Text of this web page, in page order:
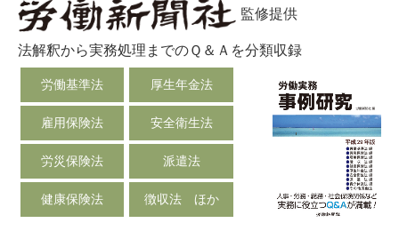
監修提供
法解釈から実務処理までのＱ＆Ａを分類収録
労働基準法 厚生年金法
雇用保険法 安全衛生法
労災保険法 派遣法
健康保険法 徴収法 ほか